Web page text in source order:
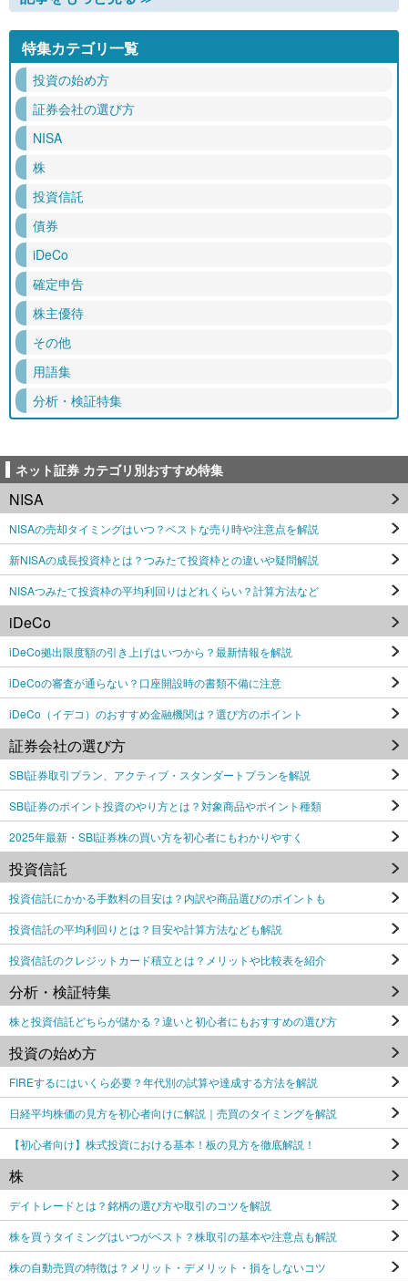
特集カテゴリ一覧
投資の始め方
証券会社の選び方
NISA
株
投資信託
債券
iDeCo
確定申告
株主優待
その他
用語集
分析・検証特集
ネット証券 カテゴリ別おすすめ特集
NISA
NISAの売却タイミングはいつ？ベストな売り時や注意点を解説
新NISAの成長投資枠とは？つみたて投資枠との違いや疑問解説
NISAつみたて投資枠の平均利回りはどれくらい？計算方法など
iDeCo
iDeCo拠出限度額の引き上げはいつから？最新情報を解説
iDeCoの審査が通らない？口座開設時の書類不備に注意
iDeCo（イデコ）のおすすめ金融機関は？選び方のポイント
証券会社の選び方
SBI証券取引プラン、アクティブ・スタンダートプランを解説
SBI証券のポイント投資のやり方とは？対象商品やポイント種類
2025年最新・SBI証券株の買い方を初心者にもわかりやすく
投資信託
投資信託にかかる手数料の目安は？内訳や商品選びのポイントも
投資信託の平均利回りとは？目安や計算方法なども解説
投資信託のクレジットカード積立とは？メリットや比較表を紹介
分析・検証特集
株と投資信託どちらが儲かる？違いと初心者にもおすすめの選び方
投資の始め方
FIREするにはいくら必要？年代別の試算や達成する方法を解説
日経平均株価の見方を初心者向けに解説｜売買のタイミングを解説
【初心者向け】株式投資における基本！板の見方を徹底解説！
株
デイトレードとは？銘柄の選び方や取引のコツを解説
株を買うタイミングはいつがベスト？株取引の基本や注意点も解説
株の自動売買の特徴は？メリット・デメリット・損をしないコツ